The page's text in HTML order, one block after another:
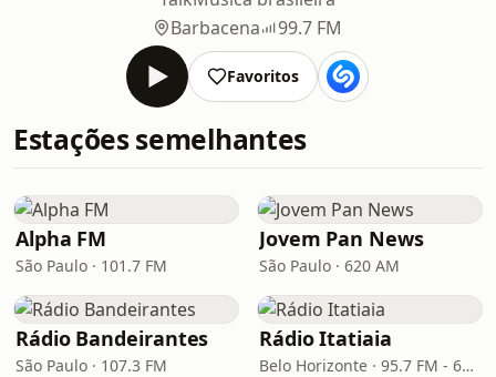
Barbacena
99.7 FM
Favoritos
Estações semelhantes
Alpha FM
São Paulo · 101.7 FM
Jovem Pan News
São Paulo · 620 AM
Rádio Bandeirantes
São Paulo · 107.3 FM
Rádio Itatiaia
Belo Horizonte · 95.7 FM - 610 AM